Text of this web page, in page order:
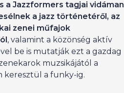
a Jazzformers tagjai vidáman
a jazz történetéről, az
zenei műfajok
, valamint a közönség aktív
be is mutatják ezt a gazdag
muzsikájától a
keresztül a funky-ig.